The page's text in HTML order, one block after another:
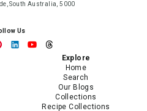
South Australia, 5000
Us
Explore
Home
Search
Our Blogs
Collections
Recipe Collections